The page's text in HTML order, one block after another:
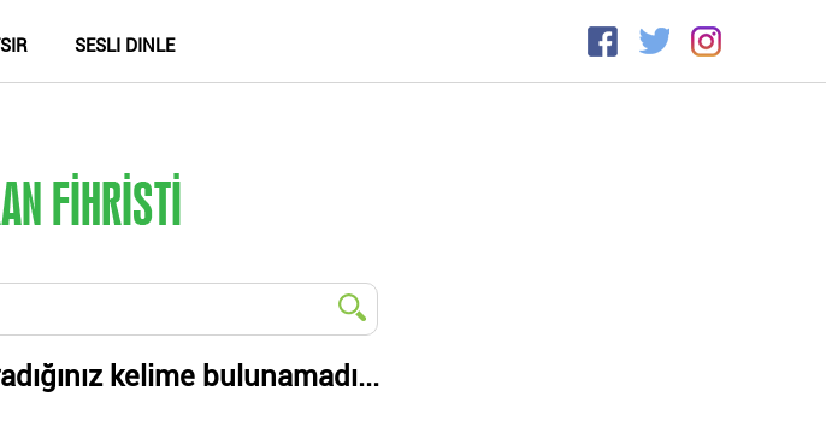
SESLI DINLE
kelime bulunamadı...